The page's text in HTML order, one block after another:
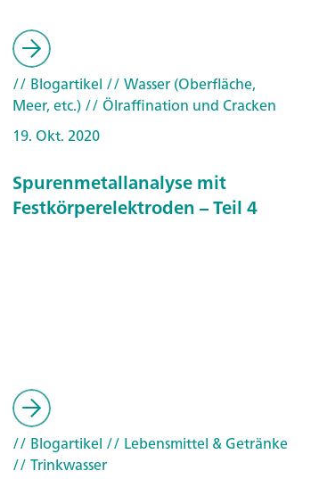
// Blogartikel // Wasser (Oberfläche,
Meer, etc.)// Ölraffination und Cracken
19. Okt. 2020
Spurenmetallanalyse mit
Festkörperelektroden – Teil 4
// Blogartikel // Lebensmittel & Getränke
// Trinkwasser